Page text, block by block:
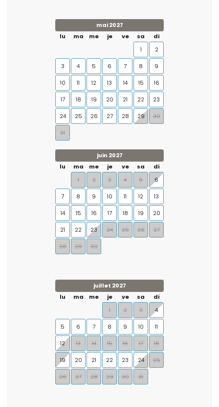
mai 2027
lu
ma me je ve sa
di
1
2
3 4 5 6 7 8 9
10 11 12 13 14 15 16
17 18 19 20 21 22 23
24 25 26 27 28 29 30
31
juin 2027
lu
ma me je ve sa
di
1
2 3 4 5 6
7 8 9 10 11 12 13
14 15 16 17 18 19 20
21 22 23 24 25 26 27
28 29 30
juillet 2027
lu
ma me je ve sa
di
1
2 3 4
5 6 7 8 9 10 11
12 13 14 15 16 17 18
19 20 21 22 23 24 25
26 27 28 29 30 31